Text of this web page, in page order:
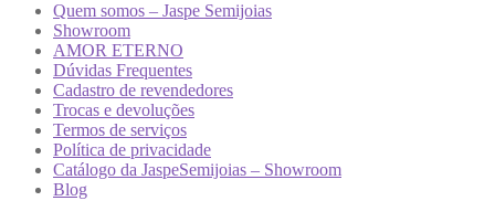
Quem somos – Jaspe Semijoias
Showroom
AMOR ETERNO
Dúvidas Frequentes
Cadastro de revendedores
Trocas e devoluções
Termos de serviços
Política de privacidade
Catálogo da JaspeSemijoias – Showroom
Blog